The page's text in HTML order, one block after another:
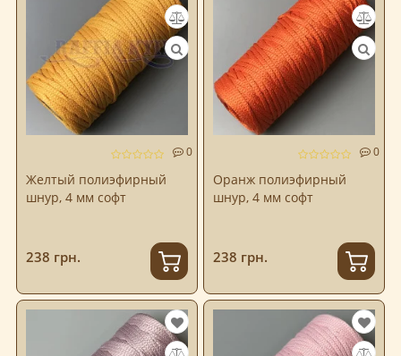
0
Желтый полиэфирный
шнур, 4 мм софт
238 грн.
0
Оранж полиэфирный
шнур, 4 мм софт
238 грн.